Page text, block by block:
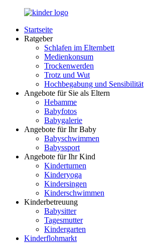
Zurück
Inhalt
LuckyKids.de
Das
Nachwuchs
Startseite
Ratgeber
Schlafen im Elternbett
Medienkonsum
Trockenwerden
Trotz und Wut
Hochbegabung und Sensibilität
Angebote für Sie als Eltern
Hebamme
Babyfotos
Babygalerie
Angebote für Ihr Baby
Babyschwimmen
Babyssport
Angebote für Ihr Kind
Kinderturnen
Kinderyoga
Kindersingen
Kinderschwimmen
Kinderbetreuung
Babysitter
Tagesmutter
Kindergarten
Kinderflohmarkt